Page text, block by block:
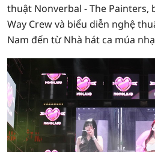
thuật Nonverbal - The Painters,
Way Crew và biểu diễn nghệ
Nam đến từ Nhà hát ca múa